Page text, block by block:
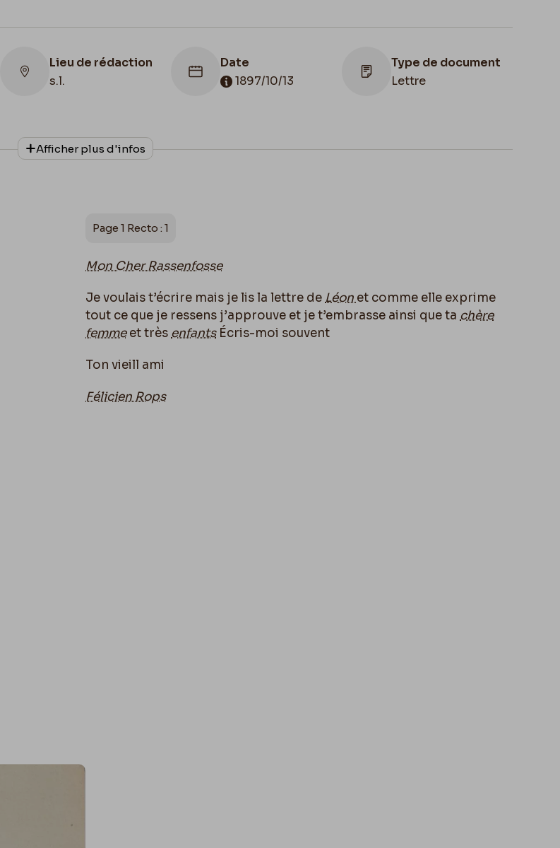
Lieu de rédaction
s.l.
Date
1897/10/13
Type de document
Lettre
Date de fin
conservation
Apostille
Afficher plus d'infos
Page 1 Recto : 1
Mon Cher Rassenfosse
Je voulais t’écrire mais je lis la lettre de Léon et comme elle exprime
tout ce que je ressens j’approuve et je t’embrasse ainsi que ta chère
femmeet très enfantsÉcris-moi souvent
Ton vieill ami
Félicien Rops